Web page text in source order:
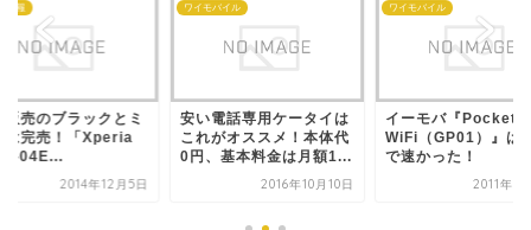
情報
販売のブラックとミ
は完売！「Xperia
04E...
2014年12月5日
ワイモバイル
安い電話専用ケータイは
これがオススメ！本体代
0円、基本料金は月額1...
2016年10月10日
ワイモバイル
イーモバ『Pocket
WiFi（GP01）』は
で速かった！
2011年3